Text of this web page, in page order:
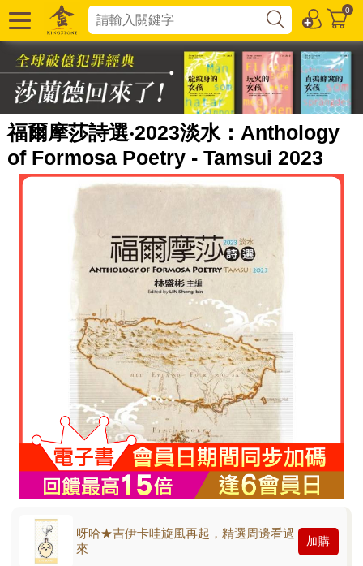
0
福爾摩莎詩選‧2023淡水：Anthology
of Formosa Poetry - Tamsui 2023
呀哈★吉伊卡哇旋風再起，精選周邊看過
來
加購